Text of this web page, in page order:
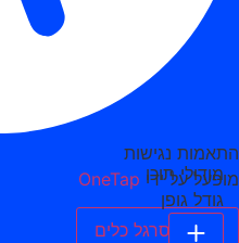
התאמות נגישות
מופעל על ידי OneTap
הסתר סרגל כלים
מודולי תוכן
גודל גופן